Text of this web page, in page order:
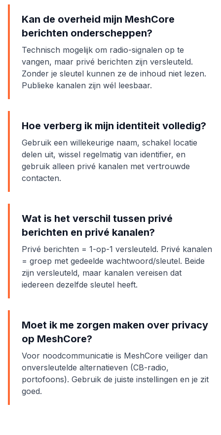
Kan de overheid mijn MeshCore
berichten onderscheppen?
Technisch mogelijk om radio-signalen op te
vangen, maar privé berichten zijn versleuteld.
Zonder je sleutel kunnen ze de inhoud niet lezen.
Publieke kanalen zijn wél leesbaar.
Hoe verberg ik mijn identiteit volledig?
Gebruik een willekeurige naam, schakel locatie
delen uit, wissel regelmatig van identifier, en
gebruik alleen privé kanalen met vertrouwde
contacten.
Wat is het verschil tussen privé
berichten en privé kanalen?
Privé berichten = 1-op-1 versleuteld. Privé kanalen
= groep met gedeelde wachtwoord/sleutel. Beide
zijn versleuteld, maar kanalen vereisen dat
iedereen dezelfde sleutel heeft.
Moet ik me zorgen maken over privacy
op MeshCore?
Voor noodcommunicatie is MeshCore veiliger dan
onversleutelde alternatieven (CB-radio,
portofoons). Gebruik de juiste instellingen en je zit
goed.